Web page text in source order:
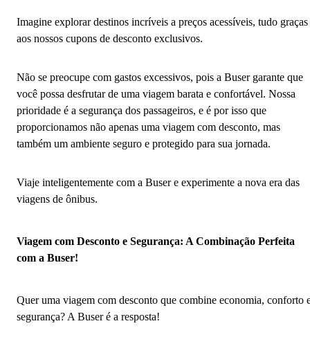
Imagine explorar destinos incríveis a preços acessíveis, tudo graças
aos nossos cupons de desconto exclusivos.
Não se preocupe com gastos excessivos, pois a Buser garante que
você possa desfrutar de uma viagem barata e confortável. Nossa
prioridade é a segurança dos passageiros, e é por isso que
proporcionamos não apenas uma viagem com desconto, mas
também um ambiente seguro e protegido para sua jornada.
Viaje inteligentemente com a Buser e experimente a nova era das
viagens de ônibus.
Viagem com Desconto e Segurança: A Combinação Perfeita
com a Buser!
Quer uma viagem com desconto que combine economia, conforto
segurança? A Buser é a resposta!